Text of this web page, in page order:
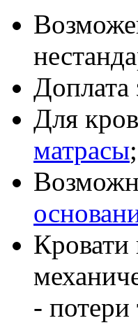
Доплата
Для
матрасы;
Кровати
- потери